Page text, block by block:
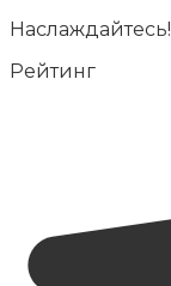
Наслаждайтесь!
Рейтинг